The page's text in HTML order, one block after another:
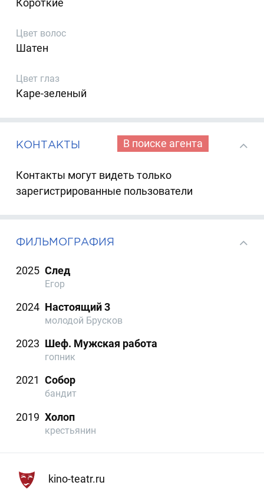
Короткие
Цвет волос
Шатен
Цвет глаз
Каре-зеленый
КОНТАКТЫ В поиске агента
Контакты могут видеть только
зарегистрированные пользователи
ФИЛЬМОГРАФИЯ
2025 След
Егор
2024 Настоящий 3
молодой Брусков
2023 Шеф. Мужская работа
гопник
2021 Собор
бандит
2019 Холоп
крестьянин
kino-teatr.ru